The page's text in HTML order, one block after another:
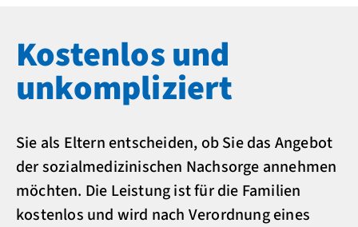
Kostenlos und
unkompliziert
Sie als Eltern entscheiden, ob Sie das Angebot
der sozialmedizinischen Nachsorge annehmen
möchten. Die Leistung ist für die Familien
kostenlos und wird nach Verordnung eines